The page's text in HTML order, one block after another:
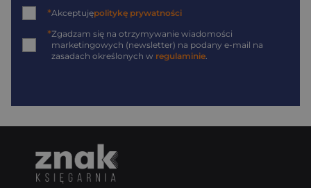
*Akceptujępolitykę prywatności
*Zgadzam się na otrzymywanie wiadomości
marketingowych (newsletter) na podany e-mail na
zasadach określonych w regulaminie.